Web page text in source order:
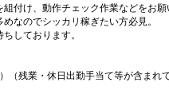
付け、動作チェック作業などをお願
なのでシッカリ稼ぎたい方必見。
しております。
（残業・休日出勤手当て等が含まれて